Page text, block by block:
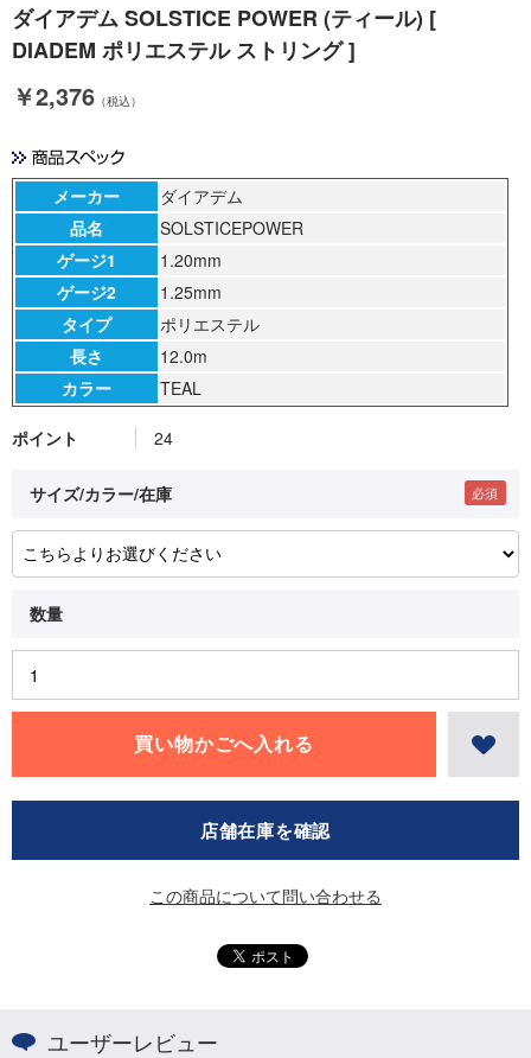
ダイアデム SOLSTICE POWER (ティール) [
DIADEM ポリエステル ストリング ]
￥2,376 （税込）
ポイント 24
サイズ/カラー/在庫
店舗在庫を確認
この商品について問い合わせる
メーカー
ダイアデム
品名
SOLSTICEPOWER
ゲージ1
1.20mm
ゲージ2
1.25mm
タイプ
ポリエステル
長さ
12.0m
カラー
TEAL
ユーザーレビュー